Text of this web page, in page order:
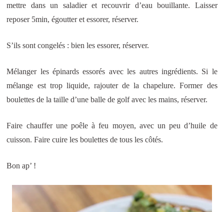
mettre dans un saladier et recouvrir d’eau bouillante. Laisser
reposer 5min, égoutter et essorer, réserver.
S’ils sont congelés : bien les essorer, réserver.
Mélanger les épinards essorés avec les autres ingrédients. Si le
mélange est trop liquide, rajouter de la chapelure. Former des
boulettes de la taille d’une balle de golf avec les mains, réserver.
Faire chauffer une poêle à feu moyen, avec un peu d’huile de
cuisson. Faire cuire les boulettes de tous les côtés.
Bon ap’ !